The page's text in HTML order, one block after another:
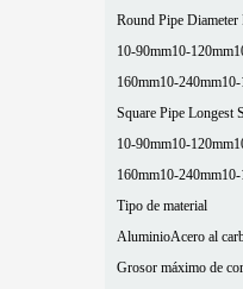
Round Pipe Diameter
10-90mm10-120mm
160mm10-240mm
Square Pipe Longest
10-90mm10-120mm
160mm10-240mm
Tipo de material
AluminioAcero al
Grosor máximo de